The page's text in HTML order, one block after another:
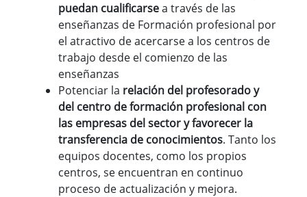
puedan cualificarsea través de las
enseñanzas de Formación profesional por
el atractivo de acercarse a los centros de
trabajo desde el comienzo de las
enseñanzas
Potenciar la relación del profesorado y
del centro de formación profesional con
las empresas del sector y favorecer la
transferencia de conocimientos. Tanto los
equipos docentes, como los propios
centros, se encuentran en continuo
proceso de actualización y mejora.